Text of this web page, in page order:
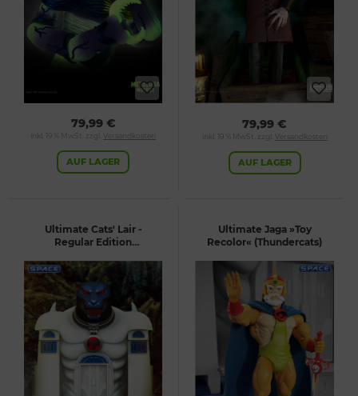
79,99 €
inkl. 19 % MwSt. zzgl. Versandkosten
AUF LAGER
79,99 €
inkl. 19 % MwSt. zzgl. Versandkosten
AUF LAGER
Ultimate Cats' Lair -
Regular Edition
Ultimate Jaga »Toy
Recolor« (Thundercats)